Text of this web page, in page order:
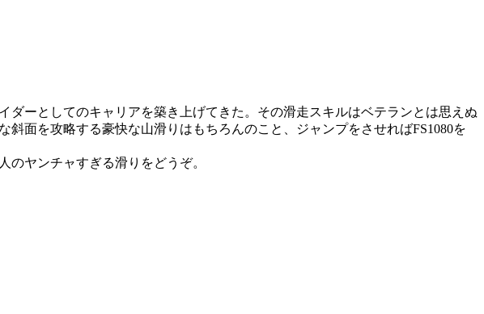
ーとしてのキャリアを築き上げてきた。その滑走スキルはベテランとは思えぬ
面を攻略する豪快な山滑りはもちろんのこと、ジャンプをさせればFS1080を
ヤンチャすぎる滑りをどうぞ。